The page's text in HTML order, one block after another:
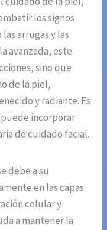
los signos
arrugas y las
avanzada, este
sino que
de la piel,
y radiante. Es
incorporar
de cuidado facial.
debe a su
en las capas
celular y
a mantener la